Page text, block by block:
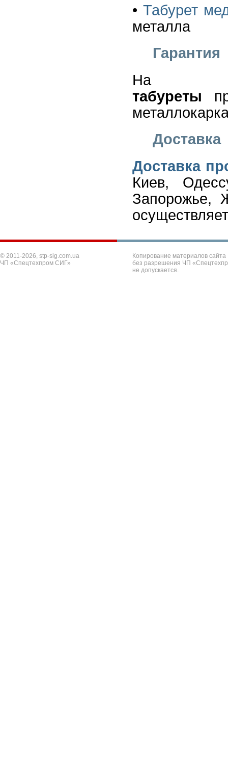
• Табурет
металла
Гарантия
табуреты
Доставка
Доставка
Киев,
Запорожье,
© 2011-2026, stp-sig.com.ua
ЧП «Спецтехпром СИГ»
Копирование материалов сайта
без разрешения ЧП
не допускается.